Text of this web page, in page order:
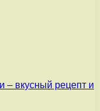
– вкусный рецепт и